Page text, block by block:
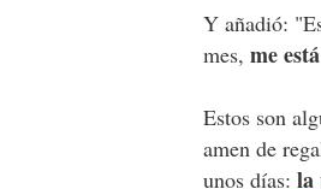
Y añadió:
mes,me
Estos son
amen de
unos días:la